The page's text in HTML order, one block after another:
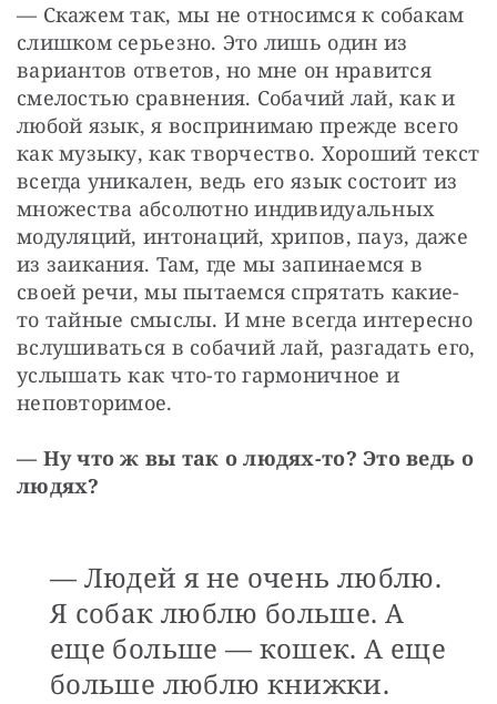
— Скажем так, мы не относимся к собакам
слишком серьезно. Это лишь один из
вариантов ответов, но мне он нравится
смелостью сравнения. Собачий лай, как и
любой язык, я воспринимаю прежде всего
как музыку, как творчество. Хороший текст
всегда уникален, ведь его язык состоит из
множества абсолютно индивидуальных
модуляций, интонаций, хрипов, пауз, даже
из заикания. Там, где мы запинаемся в
своей речи, мы пытаемся спрятать какие-
то тайные смыслы. И мне всегда интересно
вслушиваться в собачий лай, разгадать его,
услышать как что-то гармоничное и
неповторимое.
— Ну что ж вы так о людях-то? Это ведь о
людях?
— Людей я не очень люблю.
Я собак люблю больше. А
еще больше — ​кошек. А еще
больше люблю книжки.